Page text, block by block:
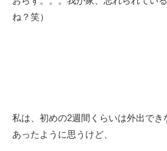
ね？笑）
私は、初めの2週間くらいは外出でき
あったように思うけど、